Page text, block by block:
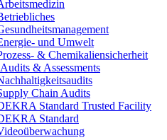
und Umwelt
& Chemikaliensicherheit
& Assessments
Chain Audits
Standard Trusted Facility
Standard